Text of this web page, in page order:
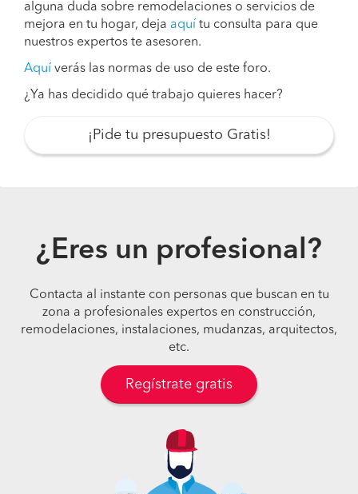
alguna duda sobre remodelaciones o servicios de
mejora en tu hogar, deja aquí tu consulta para que
nuestros expertos te asesoren.
Aquí verás las normas de uso de este foro.
¿Ya has decidido qué trabajo quieres hacer?
¡Pide tu presupuesto Gratis!
¿Eres un profesional?
Contacta al instante con personas que buscan en tu
zona a profesionales expertos en construcción,
remodelaciones, instalaciones, mudanzas, arquitectos,
etc.
Regístrate gratis